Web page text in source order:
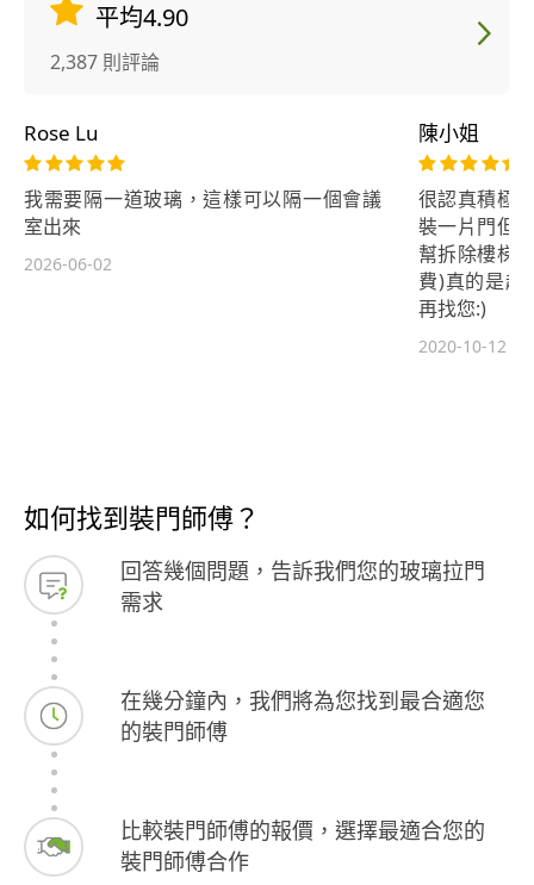
平均4.90
2,387 則評論
Rose Lu
我需要隔一道玻璃，這樣可以隔一個會議
室出來
2026-06-02
陳小姐
很認真積極
裝一片門但
幫拆除樓梯
費)真的是超
再找您:)
2020-10-12
如何找到裝門師傅？
回答幾個問題，告訴我們您的玻璃拉門
需求
在幾分鐘內，我們將為您找到最合適您
的裝門師傅
比較裝門師傅的報價，選擇最適合您的
裝門師傅合作